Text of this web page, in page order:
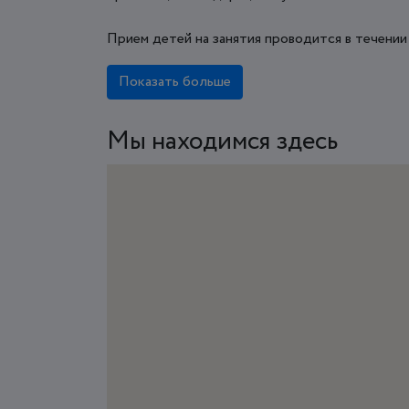
Прием детей на занятия проводится в течении
Показать больше
Мы находимся здесь